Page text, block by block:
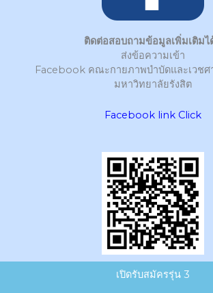
ติดต่อสอบถามข้อมูลเพิ่มเติมไ
ส่งข้อความเข้า
Facebook คณะกายภาพบำบัดและเวชศ
มหาวิทยาลัยรังสิต
Facebook link Click
เปิดรับสมัครรุ่น 3